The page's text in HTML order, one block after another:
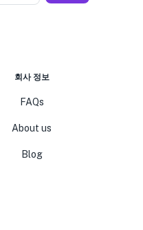
회사 정보
FAQs
About us
Blog